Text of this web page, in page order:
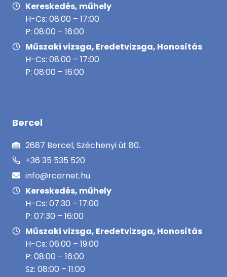
Kereskedés, műhely
H-Cs: 08:00 – 17:00
P: 08:00 – 16:00
Műszaki vizsga, Eredetvizsga, Honosítás
H-Cs: 08:00 – 17:00
P: 08:00 – 16:00
Bercel
2687 Bercel, Széchenyi út 80.
+36 35 535 520
info@rcarnet.hu
Kereskedés, műhely
H-Cs: 07:30 – 17:00
P: 07:30 – 16:00
Műszaki vizsga, Eredetvizsga, Honosítás
H-Cs: 06:00 – 19:00
P: 08:00 – 16:00
Sz: 08:00 – 11:00